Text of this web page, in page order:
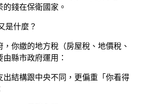
的錢在保衛國家。
是什麼？
，你繳的地方稅（房屋稅、地價稅、
由縣市政府運用：
出結構跟中央不同，更偏重「你看得